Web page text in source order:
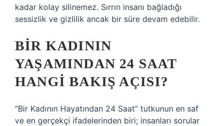
kadar kolay silinemez. Sırrın insanı bağladığı
sessizlik ve gizlilik ancak bir süre devam edebilir.
BIR KADININ
YAŞAMINDAN 24 SAAT
HANGI BAKIŞ AÇISI?
“Bir Kadının Hayatından 24 Saat” tutkunun en saf
ve en gerçekçi ifadelerinden biri; insanları sorular